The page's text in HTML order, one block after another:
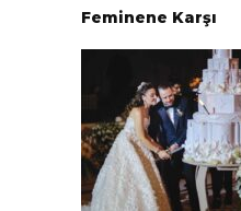
Feminene Karşı